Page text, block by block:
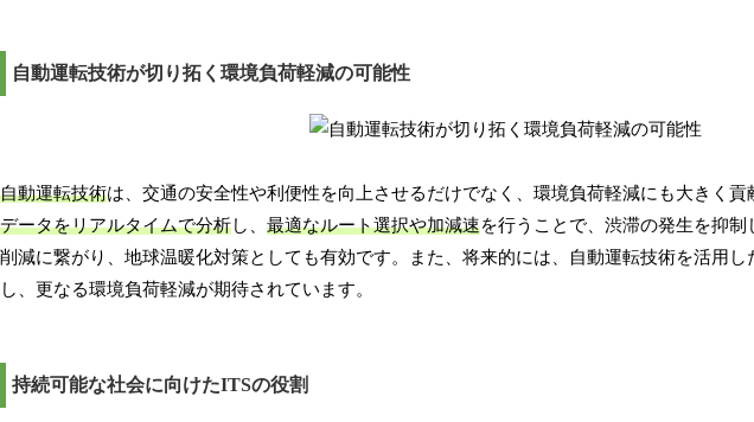
自動運転技術が切り拓く環境負荷軽減の可能性
自動運転技術は、交通の安全性や利便性を向上させるだけでなく、環境負荷軽減にも大きく
データをリアルタイムで分析し、 最適なルート選択や加減速を行うことで、渋滞の発生を抑
削減に繋がり、地球温暖化対策としても有効です。また、将来的には、自動運転技術を活用し
し、更なる環境負荷軽減が期待されています。
持続可能な社会に向けたITSの役割